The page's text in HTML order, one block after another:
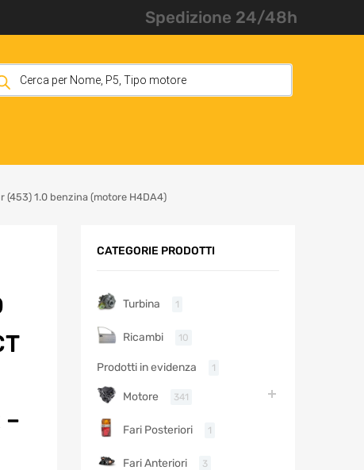
Spedizione 24/48h
(453) 1.0 benzina (motore H4DA4)
CATEGORIE PRODOTTI
Turbina 1
Ricambi 10
Prodotti in evidenza 1
Motore 341
Fari Posteriori 1
Fari Anteriori 3